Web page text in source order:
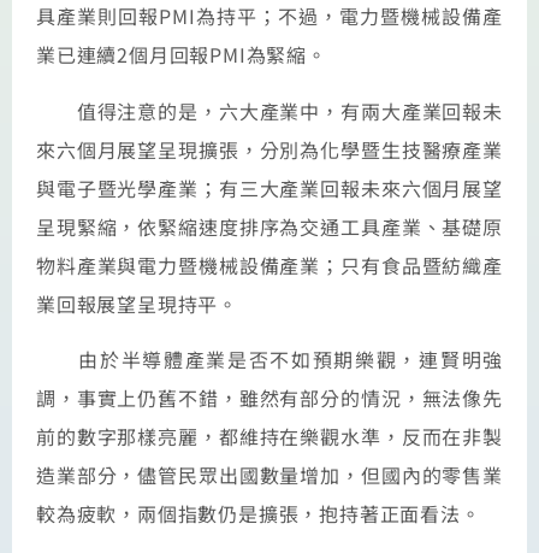
具產業則回報PMI為持平；不過，電力暨機械設備產
業已連續2個月回報PMI為緊縮。
值得注意的是，六大產業中，有兩大產業回報未
來六個月展望呈現擴張，分別為化學暨生技醫療產業
與電子暨光學產業；有三大產業回報未來六個月展望
呈現緊縮，依緊縮速度排序為交通工具產業、基礎原
物料產業與電力暨機械設備產業；只有食品暨紡織產
業回報展望呈現持平。
由於半導體產業是否不如預期樂觀，連賢明強
調，事實上仍舊不錯，雖然有部分的情況，無法像先
前的數字那樣亮麗，都維持在樂觀水準，反而在非製
造業部分，儘管民眾出國數量增加，但國內的零售業
較為疲軟，兩個指數仍是擴張，抱持著正面看法。